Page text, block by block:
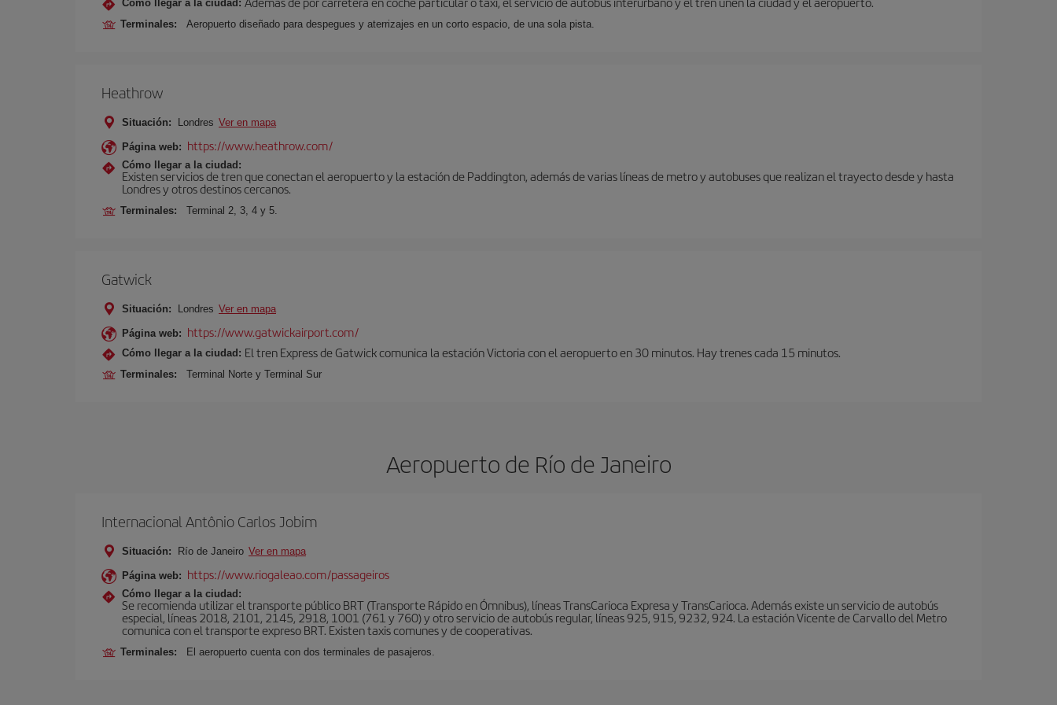
Cómo llegar a la ciudad:
Terminales: Aeropuerto diseñado para despegues y aterrizajes en un corto espacio, de una sola pista.
Heathrow
Situación: Londres Ver en mapa
Página web: https://www.heathrow.com/
Cómo llegar a la ciudad:
Existen servicios de tren que conectan el aeropuerto y la estación de Paddington, además de varias líneas de metro y autobuses que realizan el trayecto desde y hasta
Londres y otros destinos cercanos.
Terminales: Terminal 2, 3, 4 y 5.
Gatwick
Situación: Londres Ver en mapa
Página web: https://www.gatwickairport.com/
Cómo llegar a la ciudad: El tren Express de Gatwick comunica la estación Victoria con el aeropuerto en 30 minutos. Hay trenes cada 15 minutos.
Terminales: Terminal Norte y Terminal Sur
Aeropuerto de Río de Janeiro
Internacional Antônio Carlos Jobim
Situación: Río de Janeiro Ver en mapa
Página web: https://www.riogaleao.com/passageiros
Cómo llegar a la ciudad:
Se recomienda utilizar el transporte público BRT (Transporte Rápido en Ómnibus), líneas TransCarioca Expresa y TransCarioca. Además existe un servicio de autobús
especial, líneas 2018, 2101, 2145, 2918, 1001 (761 y 760) y otro servicio de autobús regular, líneas 925, 915, 9232, 924. La estación Vicente de Carvallo del Metro
comunica con el transporte expreso BRT. Existen taxis comunes y de cooperativas.
Terminales: El aeropuerto cuenta con dos terminales de pasajeros.